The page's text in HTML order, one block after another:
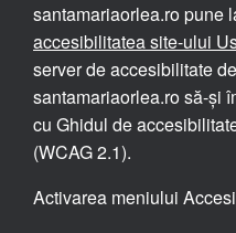
santamariaorlea.ro pune
accesibilitatea site-ului
server de accesibilitate
santamariaorlea.ro să-și
cu Ghidul de
(WCAG 2.1).
Activarea meniului